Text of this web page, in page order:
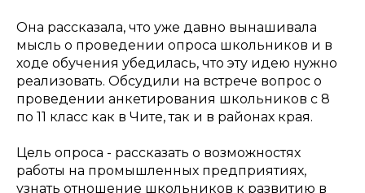
Она рассказала, что уже давно вынашивала
мысль о проведении опроса школьников и в
ходе обучения убедилась, что эту идею нужно
реализовать. Обсудили на встрече вопрос о
проведении анкетирования школьников с 8
по 11 класс как в Чите, так и в районах края.
Цель опроса - рассказать о возможностях
работы на промышленных предприятиях,
узнать отношение школьников к развитию в